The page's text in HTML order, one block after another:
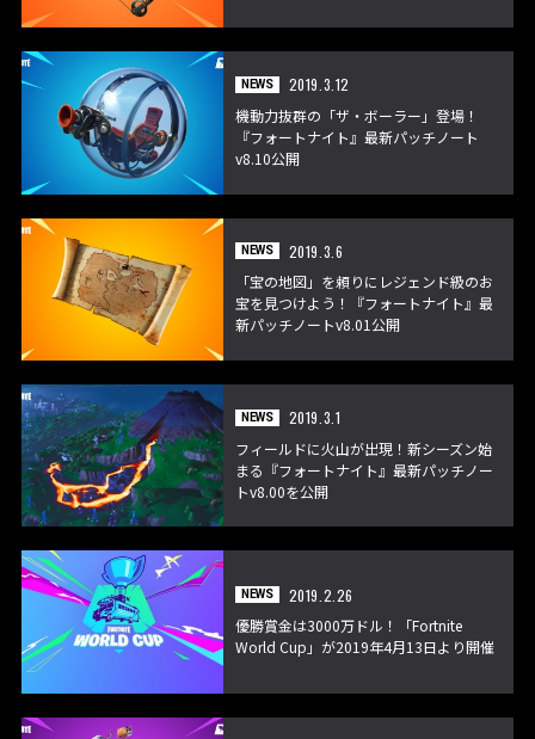
NEWS
2019.3.12
機動力抜群の「ザ・ボーラー」登場！
『フォートナイト』最新パッチノート
v8.10公開
NEWS
2019.3.6
「宝の地図」を頼りにレジェンド級のお
宝を見つけよう！『フォートナイト』最
新パッチノートv8.01公開
NEWS
2019.3.1
フィールドに火山が出現！新シーズン始
まる『フォートナイト』最新パッチノー
トv8.00を公開
NEWS
2019.2.26
優勝賞金は3000万ドル！「Fortnite
World Cup」が2019年4月13日より開催